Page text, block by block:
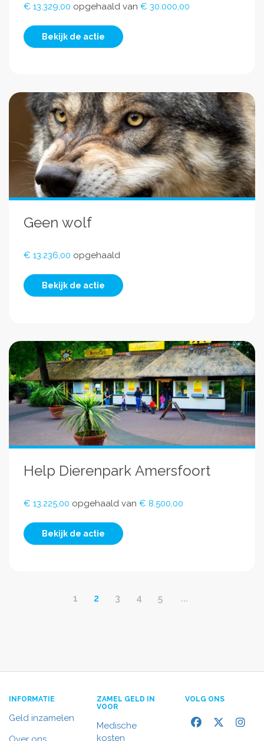
€ 13.329,00 opgehaald van € 30.000,00
Bekijk de actie
Geen wolf
€ 13.236,00 opgehaald
Bekijk de actie
Help Dierenpark Amersfoort
€ 13.225,00 opgehaald van € 8.500,00
Bekijk de actie
1 2 3 4 5 ...
INFORMATIE
Geld inzamelen
ZAMEL GELD IN
VOOR
Medische
kosten
VOLG ONS